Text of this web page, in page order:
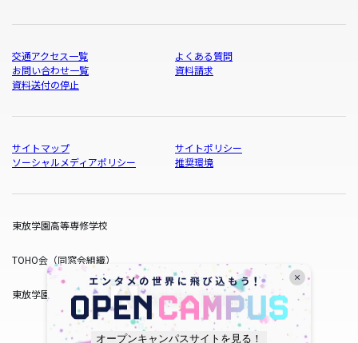
オープンキャンパスサイトを見る！
交通アクセス一覧
よくある質問
お問い合わせ一覧
資料請求
資料送付の停止
サイトマップ
サイトポリシー
ソーシャルメディアポリシー
推奨環境
東放学園高等専修学校
TOHO会（同窓会組織）
東放学園サービス